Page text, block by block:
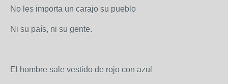
No les importa un carajo su pueblo
Ni su país, ni su gente.
El hombre sale vestido de rojo con azul